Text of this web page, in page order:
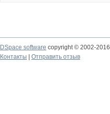
DSpace software copyright © 2002-2016
Контакты
Отправить отзыв